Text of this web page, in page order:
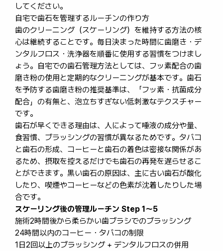
してください。
自宅で歯石を管理するルーチンの作り方
歯のクリーニング（スケーリング）を維持する方法の核
心は継続することです。毎日決まった時間に歯磨き・デ
ンタルフロス・洗浄器を順番に使用する習慣をつけまし
ょう。自宅での歯石管理方法としては、フッ素配合の歯
磨き粉の使用と定期的なクリーニングが基本です。歯石
を予防する歯磨き粉の推奨基準は、「フッ素・抗菌成分
配合」の有無と、泡立ちすぎない低刺激なテクスチャー
です。
歯石が早くできる理由は、人によって唾液の成分や量、
食習慣、ブラッシングの習慣が異なるためです。タバコ
と歯石の形成、コーヒーと歯石の着色は密接な関係があ
るため、摂取を控えるだけでも歯石の再発を遅らせるこ
とができます。黒い歯石の原因は、主に古い歯石が酸化
したり、喫煙やコーヒーなどの色素が沈着したりした場
合です。
スケーリング後の管理ルーチン Step 1〜5
施術2時間後から柔らかい歯ブラシでのブラッシング
24時間以内のコーヒー・タバコの制限
1日2回以上のブラッシング + デンタルフロスの併用